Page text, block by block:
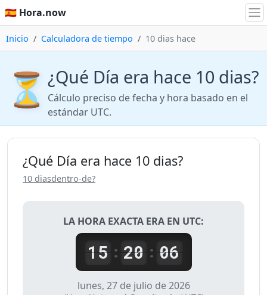
🇪🇸 Hora.now
Inicio Calculadora de tiempo 10 dias hace
⏳ ¿Qué Día era hace 10 dias?
Cálculo preciso de fecha y hora basado en el
estándar UTC.
¿Qué Día era hace 10 dias?
10 diasdentro-de?
LA HORA EXACTA ERA EN UTC:
15: 20: 06
lunes, 27 de julio de 2026